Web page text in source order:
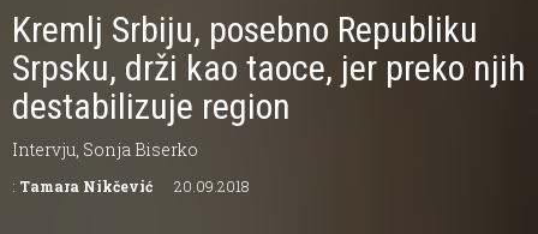
Kremlj Srbiju, posebno Republiku
Srpsku, drži kao taoce, jer preko njih
destabilizuje region
Intervju, Sonja Biserko
: Tamara Nikčević 20.09.2018